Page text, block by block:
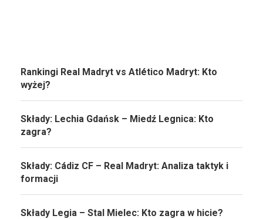
Rankingi Real Madryt vs Atlético Madryt: Kto
wyżej?
Składy: Lechia Gdańsk – Miedź Legnica: Kto
zagra?
Składy: Cádiz CF – Real Madryt: Analiza taktyk i
formacji
Składy Legia – Stal Mielec: Kto zagra w hicie?